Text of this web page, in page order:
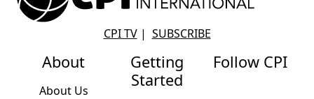
CPI TV| SUBSCRIBE
About
About Us
Getting
Started
Follow CPI